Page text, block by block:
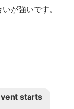
が強いです。
starts